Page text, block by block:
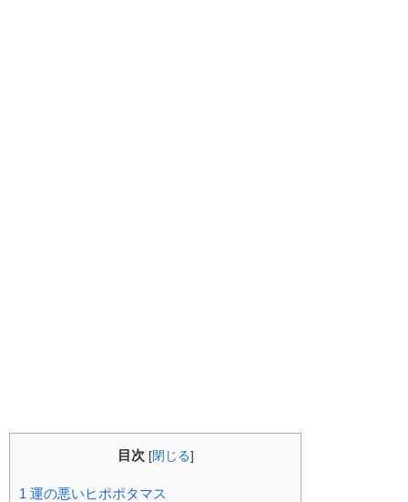
目次 [閉じる]
1 運の悪いヒポポタマス